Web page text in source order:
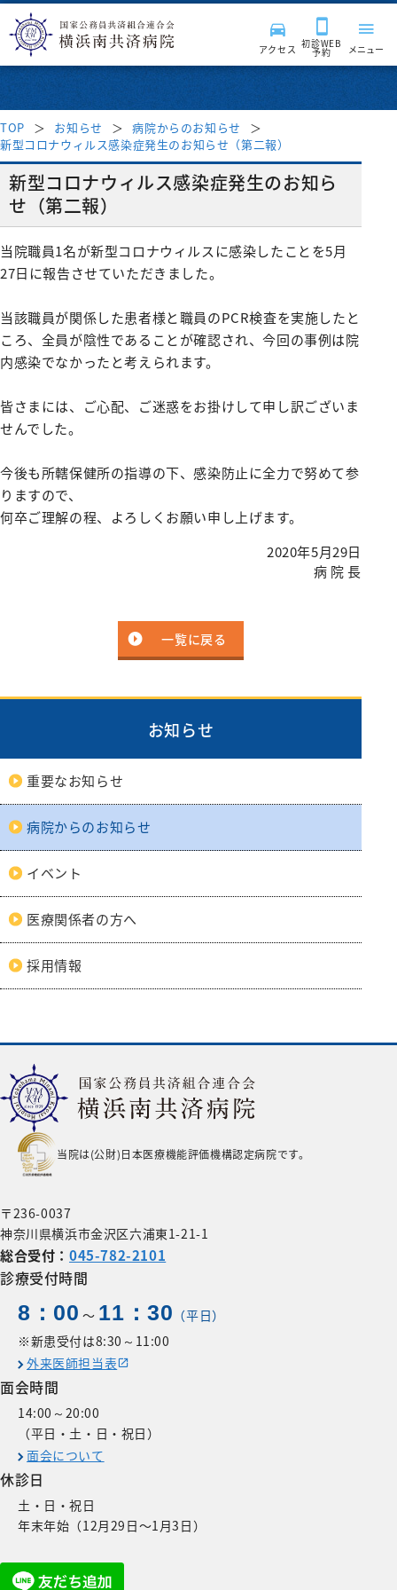
アクセス 初診WEB
予約 メニュー
アクセス 初診WEB予約
総合案内
045-782-2101
個人情報保護方針・診療記録など開示
来院される皆様へ
受付時間・案内
受診案内
はじめて受診される方
再診の方
セカンドオピニオン外来
お薬のご案内
相談窓口
入院・面会
入院のご案内
個室のご案内
お見舞いメール
病院施設・設備
施設紹介
医療設備紹介
がん診療について
外来医師担当表
交通・アクセス
フロアマップ
診療科・部門
診療科
消化器内科
呼吸器内科
脳神経内科
内分泌代謝内科
膠原病リウマチ内科
外科・消化器外科
乳腺外科
呼吸器外科
整形外科
形成美容外科
泌尿器科
耳鼻咽喉科
放射線科
歯科口腔外科
麻酔科
救急科
診療サポート部門
臨床検査科
病理診断科
ME科
栄養科
健康管理センター
地域医療連携
チーム医療活動
緩和ケアチーム
感染制御チーム
褥瘡対策チーム
心臓リハビリテーションチーム
外来医師担当表
病院紹介
病院長挨拶
理念・基本方針
病院指針
病院概要
施設紹介
病院指標
みなみ健康セミナー
広報誌『ともに』
みなみコミュニティ
医療関係者の方へ
地域医療連携
医師検索
緩和ケア病棟について（医療関係者向け）
臨床研修のご案内
病院見学・お問い合わせフォーム
後期臨床研修プログラムのご案内
初期臨床研修プログラムのご案内
Doctorのミカタ『コラム』
採用情報
TOP お知らせ
病院からのお知らせ
新型コロナウィルス感染症発生のお知らせ（第二報）
新型コロナウィルス感染症発生のお知ら
せ（第二報）
当院職員1名が新型コロナウィルスに感染したことを5月
27日に報告させていただきました。
当該職員が関係した患者様と職員のPCR検査を実施したと
ころ、全員が陰性であることが確認され、今回の事例は院
内感染でなかったと考えられます。
皆さまには、ご心配、ご迷惑をお掛けして申し訳ございま
せんでした。
今後も所轄保健所の指導の下、感染防止に全力で努めて参
りますので、
何卒ご理解の程、よろしくお願い申し上げます。
2020年5月29日
病 院 長
一覧に戻る
お知らせ
重要なお知らせ
病院からのお知らせ
イベント
医療関係者の方へ
採用情報
当院は(公財)日本医療機能評価機構認定病院です。
〒236-0037
神奈川県横浜市金沢区六浦東1-21-1
総合受付：045-782-2101
診療受付時間
8：00 〜 11：30 （平日）
※新患受付は8:30～11:00
外来医師担当表
面会時間
14:00～20:00
（平日・土・日・祝日）
面会について
休診日
土・日・祝日
年末年始（12月29日〜1月3日）